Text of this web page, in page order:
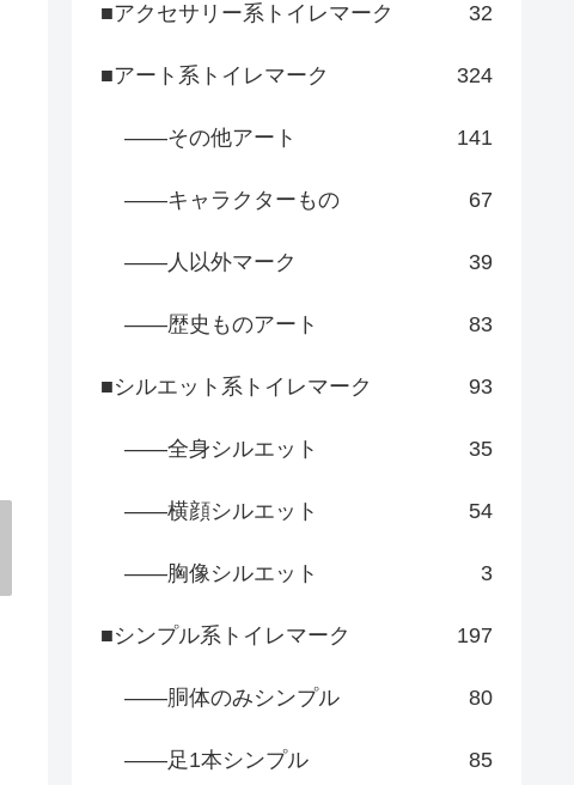
■アクセサリー系トイレマーク 32
■アート系トイレマーク 324
――その他アート 141
――キャラクターもの 67
――人以外マーク 39
――歴史ものアート 83
■シルエット系トイレマーク 93
――全身シルエット 35
――横顔シルエット 54
――胸像シルエット 3
■シンプル系トイレマーク 197
――胴体のみシンプル 80
――足1本シンプル 85